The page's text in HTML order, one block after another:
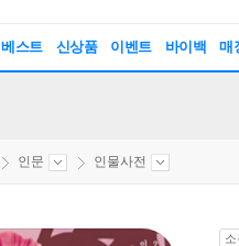
베스트 신상품 이벤트 바이백 매
인문 인물사전